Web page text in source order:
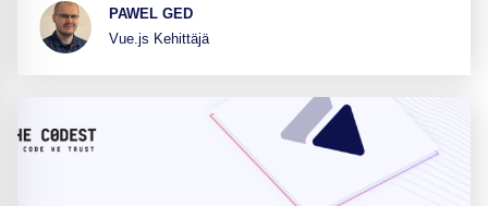
PAWEL GED
Vue.js Kehittäjä